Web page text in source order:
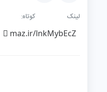
لینک
maz.ir/lnkMybEcZ